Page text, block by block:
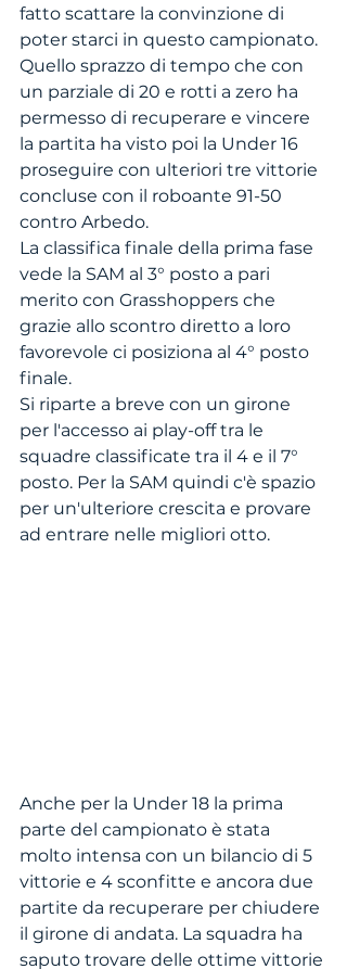
fatto scattare la convinzione di
poter starci in questo campionato.
Quello sprazzo di tempo che con
un parziale di 20 e rotti a zero ha
permesso di recuperare e vincere
la partita ha visto poi la Under 16
proseguire con ulteriori tre vittorie
concluse con il roboante 91-50
contro Arbedo.
La classifica finale della prima fase
vede la SAM al 3° posto a pari
merito con Grasshoppers che
grazie allo scontro diretto a loro
favorevole ci posiziona al 4° posto
finale.
Si riparte a breve con un girone
per l'accesso ai play-off tra le
squadre classificate tra il 4 e il 7°
posto. Per la SAM quindi c'è spazio
per un'ulteriore crescita e provare
ad entrare nelle migliori otto.
Anche per la Under 18 la prima
parte del campionato è stata
molto intensa con un bilancio di 5
vittorie e 4 sconfitte e ancora due
partite da recuperare per chiudere
il girone di andata. La squadra ha
saputo trovare delle ottime vittorie